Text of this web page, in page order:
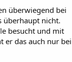
überwiegend bei
überhaupt nicht.
besucht und mit
er das auch nur bei